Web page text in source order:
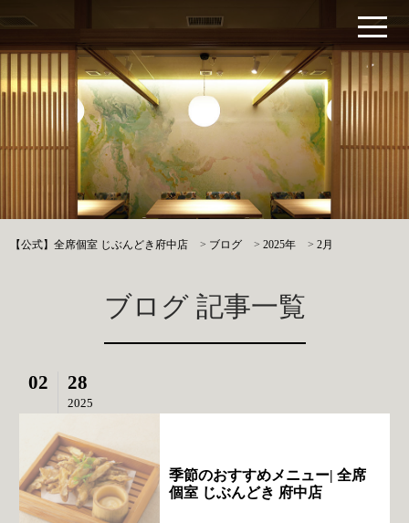
【公式】全席個室 じぶんどき府中店 > ブログ >2025年 >2月
ブログ 記事一覧
02 28
2025
季節のおすすめメニュー| 全席
個室 じぶんどき 府中店